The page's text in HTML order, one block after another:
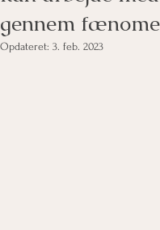
gennem
Opdateret: 3. feb. 2023